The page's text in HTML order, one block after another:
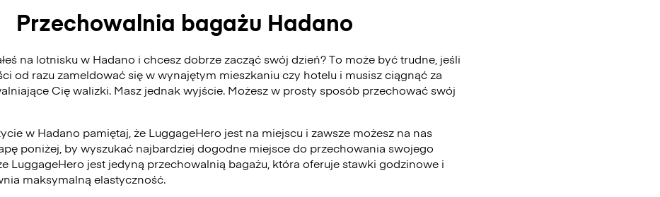
Przechowalnia bagażu Hadano
na lotnisku w Hadano i chcesz dobrze zacząć swój dzień? To może być trudne, jeśli
od razu zameldować się w wynajętym mieszkaniu czy hotelu i musisz ciągnąć za
Cię walizki. Masz jednak wyjście. Możesz w prosty sposób przechować swój
w Hadano pamiętaj, że LuggageHero jest na miejscu i zawsze możesz na nas
poniżej, by wyszukać najbardziej dogodne miejsce do przechowania swojego
LuggageHero jest jedyną przechowalnią bagażu, która oferuje stawki godzinowe i
maksymalną elastyczność.